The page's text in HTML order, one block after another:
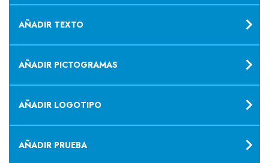
AÑADIR TEXTO
AÑADIR PICTOGRAMAS
AÑADIR LOGOTIPO
AÑADIR PRUEBA